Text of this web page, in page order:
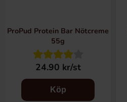
ProPud Protein Bar Nötcreme
55g
24.90 kr/st
Köp